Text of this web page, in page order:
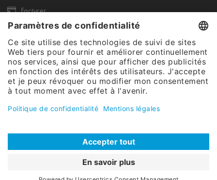
Facturer
Nos partenaires d'expédition
Notre offre s'adresse exclusivement aux clients finaux commerciaux et
petites entreprises). Tous les prix sont nets, hors taxes.
© CW Tech SARL (FR) 2026. Tous les droits sont réservés